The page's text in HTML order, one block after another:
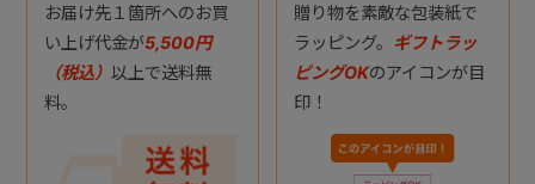
お届け先１箇所へのお買
い上げ代金が5,500円
（税込） 以上で送料無
料。
贈り物を素敵な包装紙で
ラッピング。 ギフトラッ
ピングOKのアイコンが目
印！